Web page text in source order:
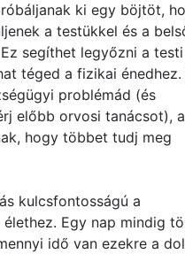
ki egy böjtöt,
a testükkel és a
segíthet legyőzni a
téged a fizikai énedhez.
problémád (és
előbb orvosi tanácsot),
hogy többet tudj meg
kulcsfontosságú a
Egy nap mindig
idő van ezekre a